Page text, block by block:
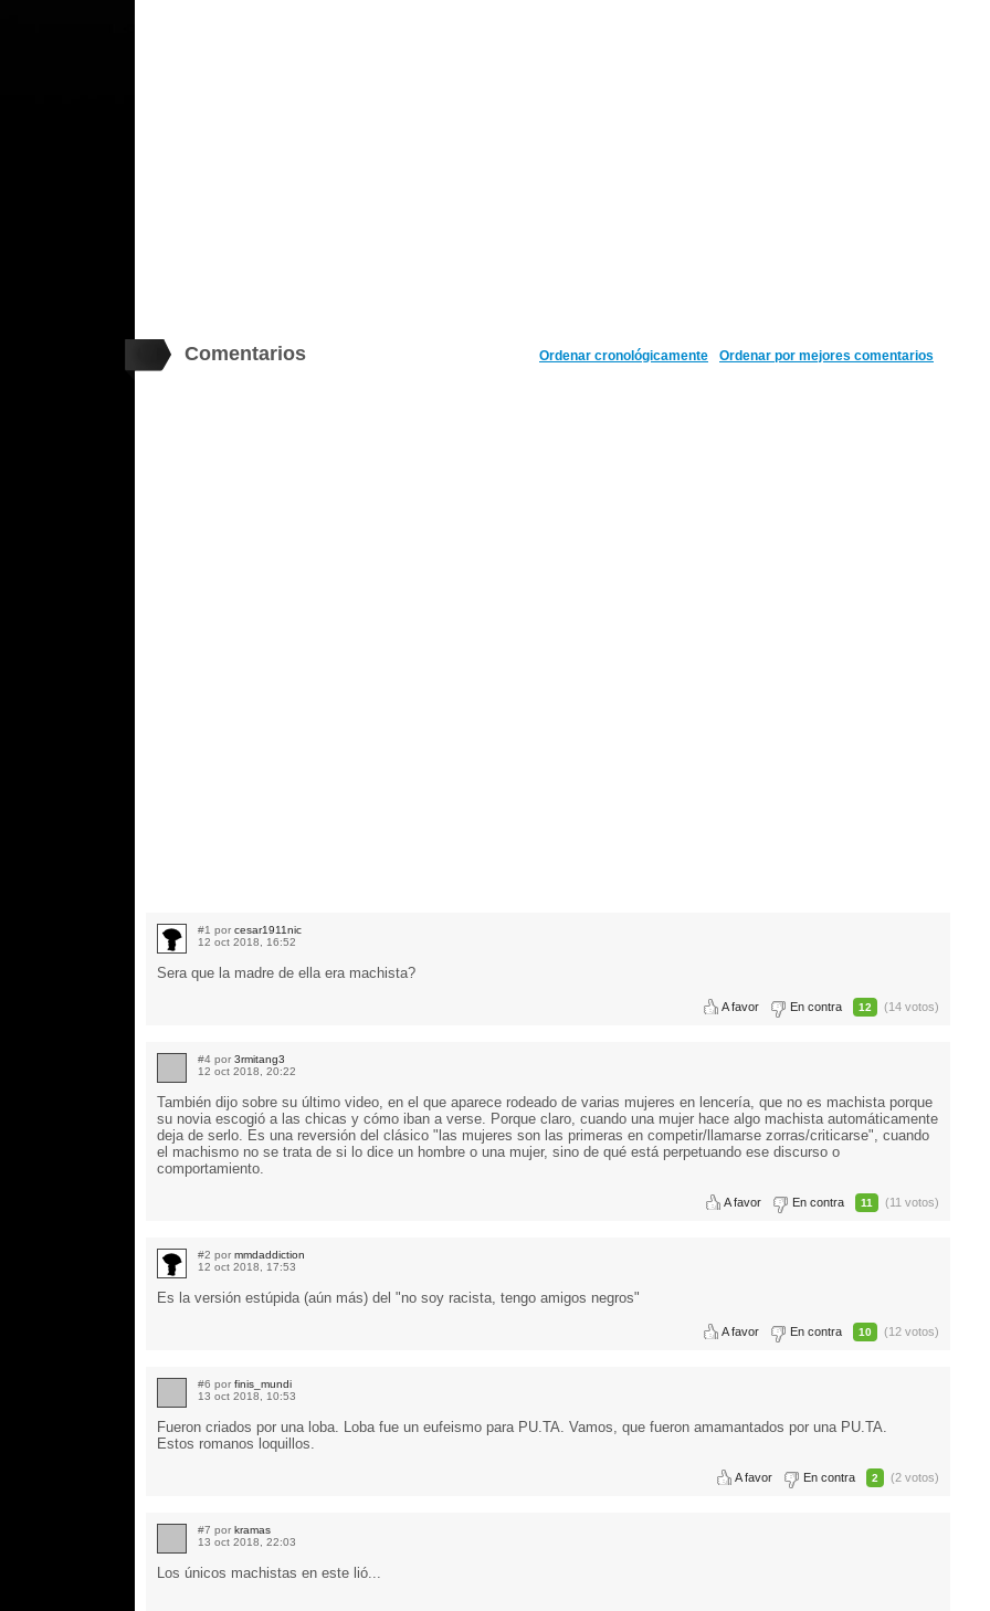
Comentarios Ordenar por mejores comentarios
Ordenar cronológicamente
#1 por cesar1911nic
12 oct 2018, 16:52
Sera que la madre de ella era machista?
A favor En contra 12 (14 votos)
#4 por 3rmitang3
12 oct 2018, 20:22
También dijo sobre su último video, en el que aparece rodeado de varias mujeres en lencería, que no es machista porque
su novia escogió a las chicas y cómo iban a verse. Porque claro, cuando una mujer hace algo machista automáticamente
deja de serlo. Es una reversión del clásico "las mujeres son las primeras en competir/llamarse zorras/criticarse", cuando
el machismo no se trata de si lo dice un hombre o una mujer, sino de qué está perpetuando ese discurso o
comportamiento.
A favor En contra 11 (11 votos)
#2 por mmdaddiction
12 oct 2018, 17:53
Es la versión estúpida (aún más) del "no soy racista, tengo amigos negros"
A favor En contra 10 (12 votos)
#6 por finis_mundi
13 oct 2018, 10:53
Fueron criados por una loba. Loba fue un eufeismo para PU.TA. Vamos, que fueron amamantados por una PU.TA.
Estos romanos loquillos.
A favor En contra 2 (2 votos)
#7 por kramas
13 oct 2018, 22:03
Los únicos machistas en este lió...